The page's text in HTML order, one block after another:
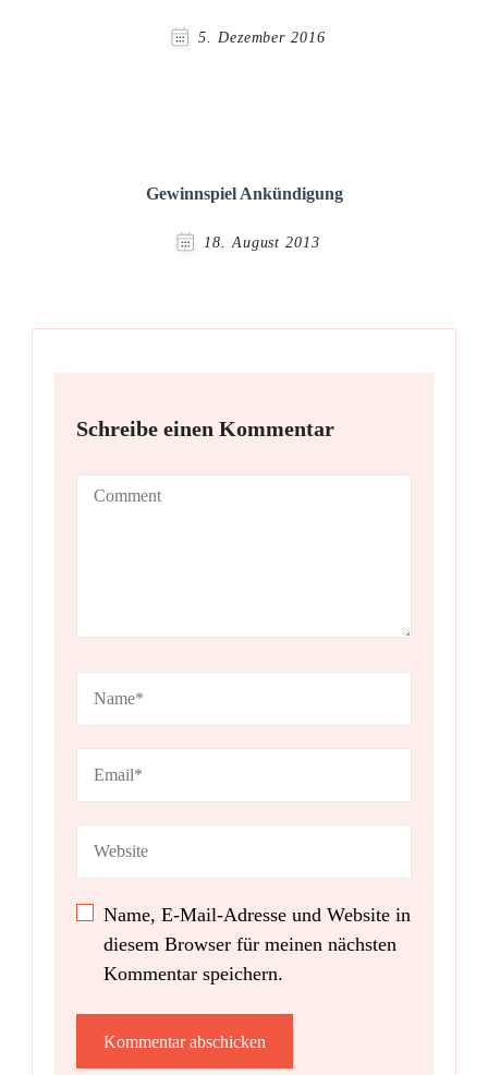
5. Dezember 2016
Gewinnspiel Ankündigung
18. August 2013
Schreibe einen Kommentar
Name, E-Mail-Adresse und Website in
diesem Browser für meinen nächsten
Kommentar speichern.